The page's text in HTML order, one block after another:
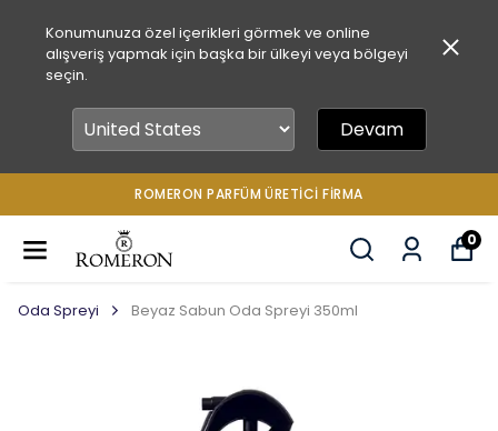
Konumunuza özel içerikleri görmek ve online
alışveriş yapmak için başka bir ülkeyi veya bölgeyi
seçin.
Devam
ROMERON PARFÜM ÜRETICI FIRMA
0
Oda Spreyi Beyaz Sabun Oda Spreyi 350ml